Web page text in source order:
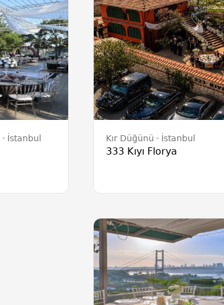
İstanbul Kır Düğünü İstanbul
333 Kıyı Florya